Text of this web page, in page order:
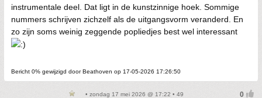
instrumentale deel. Dat ligt in de kunstzinnige hoek. Sommige
nummers schrijven zichzelf als de uitgangsvorm veranderd. En
zo zijn soms weinig zeggende popliedjes best wel interessant
Bericht 0% gewijzigd door Beathoven op 17-05-2026 17:26:50
• zondag 17 mei 2026 @ 17:22 • 49